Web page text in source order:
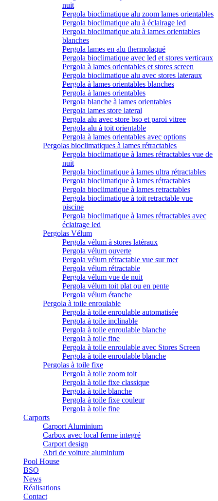
nuit
Pergola bioclimatique alu zoom lames orientables
Pergola bioclimatique alu à éclairage led
Pergola bioclimatique alu à lames orientables
blanches
Pergola lames en alu thermolaqué
Pergola bioclimatique avec led et stores verticaux
Pergola à lames orientables et stores screen
Pergola bioclimatique alu avec stores lateraux
Pergola à lames orientables blanches
Pergola à lames orientables
Pergola blanche à lames orientables
Pergola lames store lateral
Pergola alu avec store bso et paroi vitree
Pergola alu à toit orientable
Pergola à lames orientables avec options
Pergolas bioclimatiques à lames rétractables
Pergola bioclimatique à lames rétractables vue de
nuit
Pergola bioclimatique à lames ultra rétractables
Pergola bioclimatique à lames rétractables
Pergola bioclimatique à lames retractables
Pergola bioclimatique à toit retractable vue
piscine
Pergola bioclimatique à lames rétractables avec
éclairage led
Pergolas Vélum
Pergola vélum à stores latéraux
Pergola vélum ouverte
Pergola vélum rétractable vue sur mer
Pergola vélum rétractable
Pergola vélum vue de nuit
Pergola vélum toit plat ou en pente
Pergola vélum étanche
Pergola à toile enroulable
Pergola à toile enroulable automatisée
Pergola à toile inclinable
Pergola à toile enroulable blanche
Pergola à toile fine
Pergola à toile enroulable avec Stores Screen
Pergola à toile enroulable blanche
Pergolas à toile fixe
Pergola à toile zoom toit
Pergola à toile fixe classique
Pergola à toile blanche
Pergola à toile fixe couleur
Pergola à toile fine
Carports
Carport Aluminium
Carbox avec local ferme integré
Carport design
Abri de voiture aluminium
Pool House
BSO
News
Réalisations
Contact